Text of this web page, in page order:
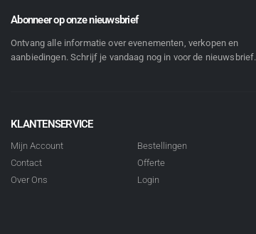
Abonneer op onze nieuwsbrief
Ontvang alle informatie over evenementen, verkopen en
aanbiedingen. Schrijf je vandaag nog in voor de nieuwsbrief.
KLANTENSERVICE
Mijn Account
Contact
Over Ons
Bestellingen
Offerte
Login